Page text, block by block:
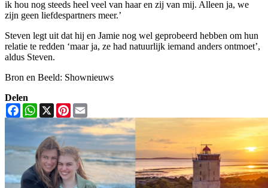
ik hou nog steeds heel veel van haar en zij van mij. Alleen ja, we
zijn geen liefdespartners meer.’
Steven legt uit dat hij en Jamie nog wel geprobeerd hebben om hun
relatie te redden ‘maar ja, ze had natuurlijk iemand anders ontmoet’,
aldus Steven.
Bron en Beeld: Shownieuws
Delen
FacebookWhatsApp
X Pinterest